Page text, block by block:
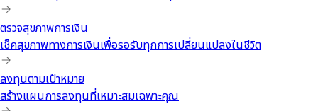
ตรวจสุขภาพการเงิน
เช็คสุขภาพทางการเงินเพื่อรอรับทุกการเปลี่ยนแปลงในชีวิต
ลงทุนตามเป้าหมาย
สร้างแผนการลงทุนที่เหมาะสมเฉพาะคุณ